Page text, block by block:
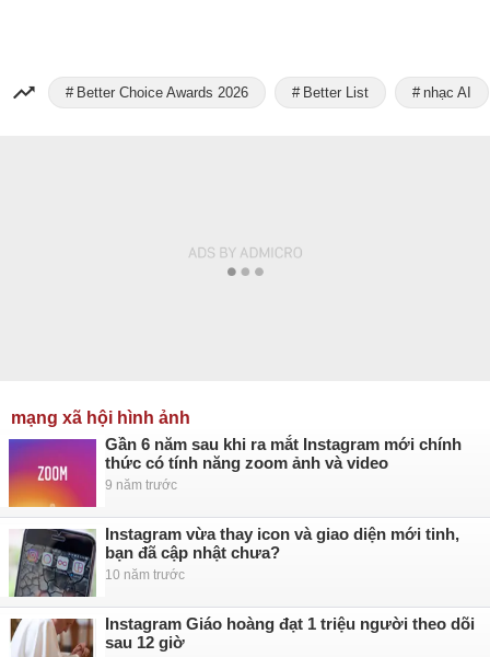
Better Choice Awards 2026 Better List nhạc AI
mạng xã hội hình ảnh
Gần 6 năm sau khi ra mắt Instagram mới chính
thức có tính năng zoom ảnh và video
9 năm trước
Instagram vừa thay icon và giao diện mới tinh,
bạn đã cập nhật chưa?
10 năm trước
Instagram Giáo hoàng đạt 1 triệu người theo dõi
sau 12 giờ